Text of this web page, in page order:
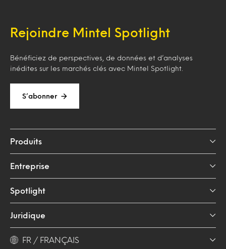
Rejoindre Mintel Spotlight
Bénéficiez de perspectives, de données et d’analyses
inédites sur les marchés clés avec Mintel Spotlight.
S’abonner
Produits
Entreprise
Spotlight
Juridique
FR / FRANÇAIS